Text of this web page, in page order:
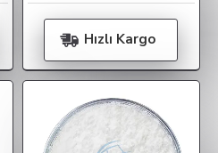
Hızlı Kargo